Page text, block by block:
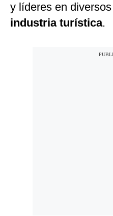
y líderes en
industria turística.